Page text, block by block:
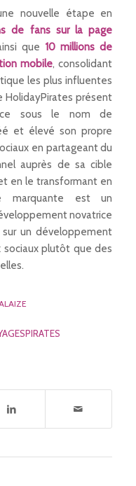
nouvelle étape en
de fans sur la page
que 10 millions de
mobile, consolidant
les plus influentes
HolidayPirates présent
sous le nom de
et élevé son propre
en partageant du
auprès de sa cible
en le transformant en
marquante est un
novatrice
un développement
sociaux plutôt que des